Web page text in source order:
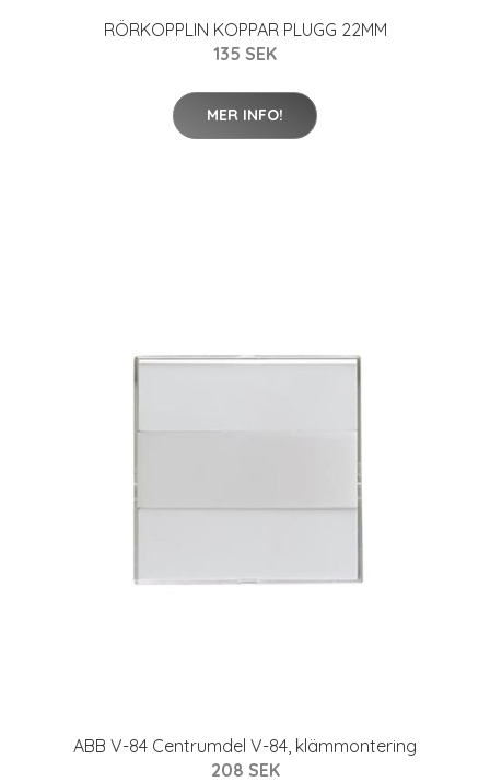
RÖRKOPPLIN KOPPAR PLUGG 22MM
135 SEK
MER INFO!
ABB V-84 Centrumdel V-84, klämmontering
208 SEK